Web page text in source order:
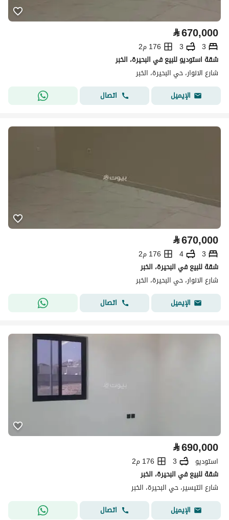
⃁670,000
3
3
176 م2
شقة استوديو للبيع في البحيرة، الخبر
شارع الانوار، حي البحيرة، الخبر
الإيميل
اتصال
⃁670,000
3
4
176 م2
شقة للبيع في البحيرة، الخبر
شارع الانوار، حي البحيرة، الخبر
الإيميل
اتصال
⃁690,000
استوديو 3
176 م2
شقة للبيع في البحيرة، الخبر
شارع التيسير، حي البحيرة، الخبر
الإيميل
اتصال